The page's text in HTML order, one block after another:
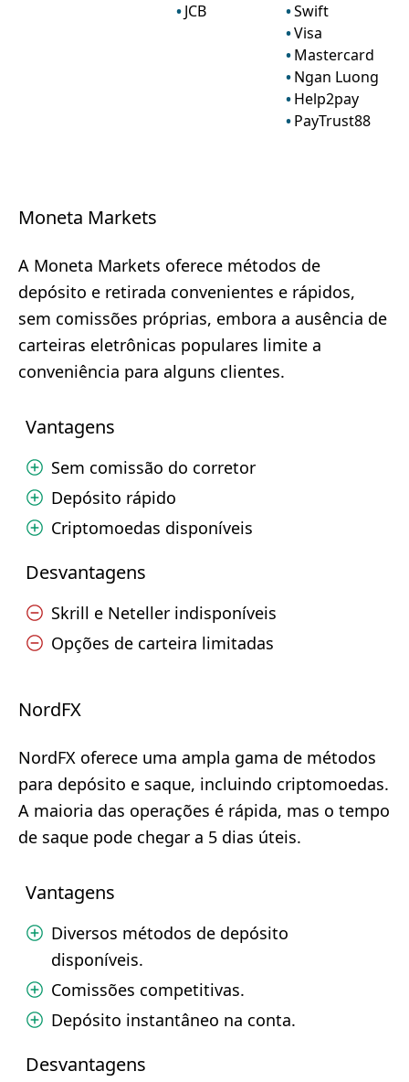
JCB
Swift
Visa
Mastercard
Ngan Luong
Help2pay
PayTrust88
Moneta Markets
A Moneta Markets oferece métodos de
depósito e retirada convenientes e rápidos,
sem comissões próprias, embora a ausência de
carteiras eletrônicas populares limite a
conveniência para alguns clientes.
Vantagens
Sem comissão do corretor
Depósito rápido
Criptomoedas disponíveis
Desvantagens
Skrill e Neteller indisponíveis
Opções de carteira limitadas
NordFX
NordFX oferece uma ampla gama de métodos
para depósito e saque, incluindo criptomoedas.
A maioria das operações é rápida, mas o tempo
de saque pode chegar a 5 dias úteis.
Vantagens
Diversos métodos de depósito
disponíveis.
Comissões competitivas.
Depósito instantâneo na conta.
Desvantagens